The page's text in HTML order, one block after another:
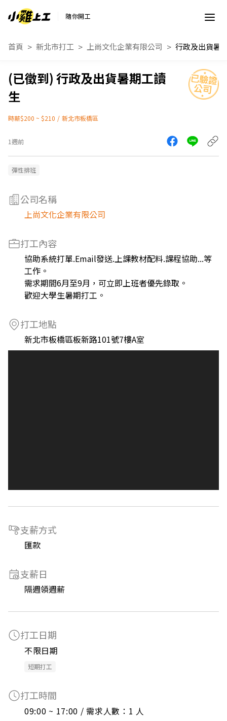
隨你開工
首頁 新北市打工 上尚文化企業有限公司 行政及出貨暑
行政及出貨暑期工讀
生
時薪$200 ~ $210 / 新北市板橋區
1週前
彈性排班
公司名稱
上尚文化企業有限公司
打工內容
協助系統打單.Email發送.上課教材配料.課程協助...等
工作。
需求期間6月至9月，可立即上班者優先錄取。
歡迎大學生暑期打工。
打工地點
新北市板橋區板新路101號7樓A室
支薪方式
匯款
支薪日
隔週領週薪
打工日期
不限日期
短期打工
打工時間
09:00 ~ 17:00 / 需求人數：1 人